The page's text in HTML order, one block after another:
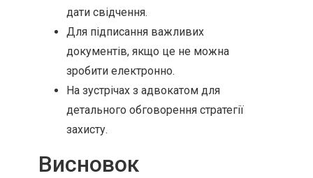
дати свідчення.
Для підписання важливих
документів, якщо це не можна
зробити електронно.
На зустрічах з адвокатом для
детального обговорення стратегії
захисту.
Висновок